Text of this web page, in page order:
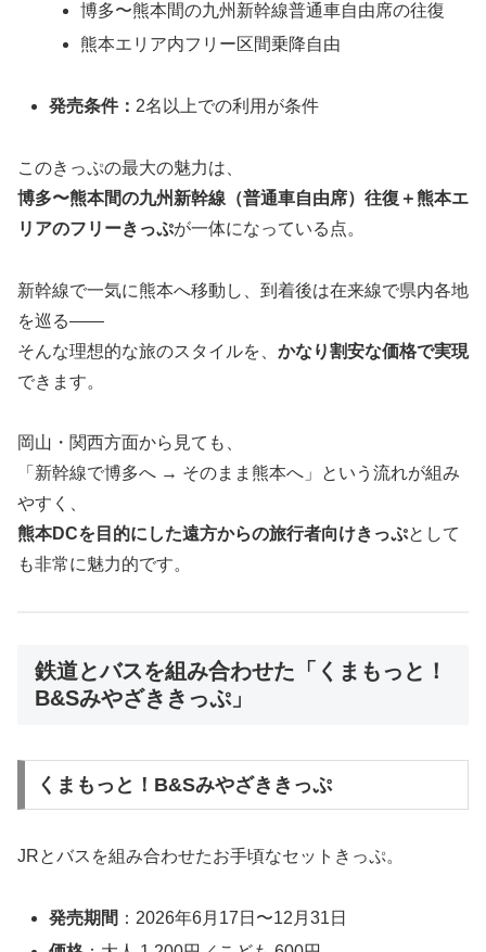
博多〜熊本間の九州新幹線普通車自由席の往復
熊本エリア内フリー区間乗降自由
発売条件： 2名以上での利用が条件
このきっぷの最大の魅力は、
博多〜熊本間の九州新幹線（普通車自由席）往復＋熊本エ
リアのフリーきっぷが一体になっている点。
新幹線で一気に熊本へ移動し、到着後は在来線で県内各地
を巡る――
そんな理想的な旅のスタイルを、 かなり割安な価格で実現
できます。
岡山・関西方面から見ても、
「新幹線で博多へ → そのまま熊本へ」という流れが組み
やすく、
熊本DCを目的にした遠方からの旅行者向けきっぷとして
も非常に魅力的です。
鉄道とバスを組み合わせた「くまもっと！
B&Sみやざききっぷ」
くまもっと！B&Sみやざききっぷ
JRとバスを組み合わせたお手頃なセットきっぷ。
発売期間 ：2026年6月17日〜12月31日